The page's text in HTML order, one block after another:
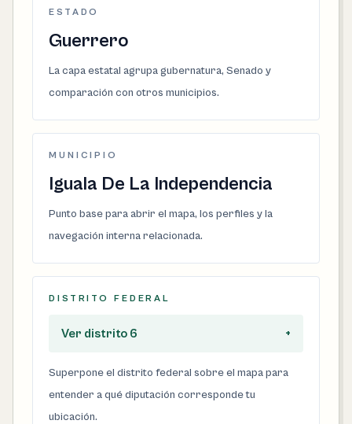
ESTADO
Guerrero
La capa estatal agrupa gubernatura, Senado y
comparación con otros municipios.
MUNICIPIO
Iguala De La Independencia
Punto base para abrir el mapa, los perfiles y la
navegación interna relacionada.
DISTRITO FEDERAL
Ver distrito 6 +
Superpone el distrito federal sobre el mapa para
entender a qué diputación corresponde tu
ubicación.